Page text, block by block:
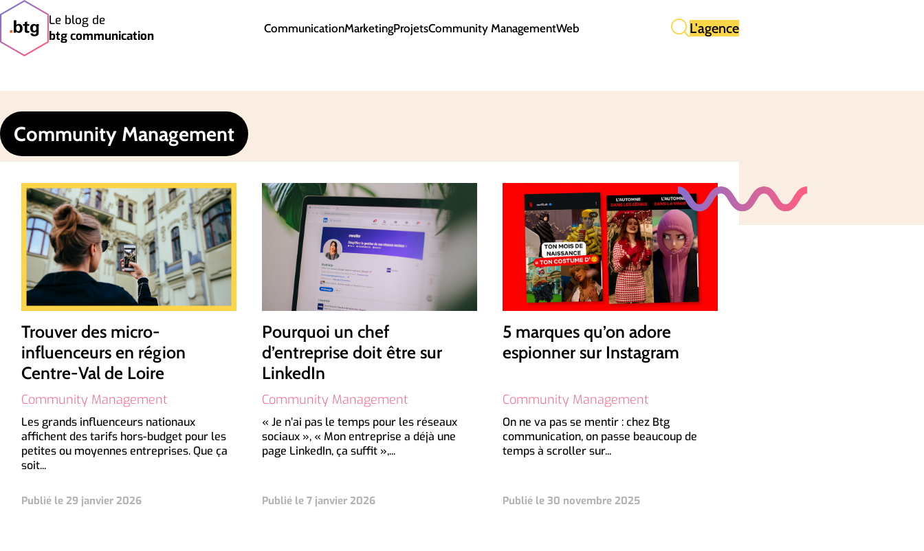
Le blog de
btg communication
CommunicationMarketingProjetsCommunity ManagementWeb L'agence
Community Management
Trouver des micro-
influenceurs en région
Centre-Val de Loire
Community Management
Les grands influenceurs nationaux
affichent des tarifs hors-budget pour les
petites ou moyennes entreprises. Que ça
soit...
Publié le 29 janvier 2026
Pourquoi un chef
d’entreprise doit être sur
LinkedIn
Community Management
« Je n’ai pas le temps pour les réseaux
sociaux », « Mon entreprise a déjà une
page LinkedIn, ça suffit »,...
Publié le 7 janvier 2026
5 marques qu’on adore
espionner sur Instagram
Community Management
On ne va pas se mentir : chez Btg
communication, on passe beaucoup de
temps à scroller sur...
Publié le 30 novembre 2025